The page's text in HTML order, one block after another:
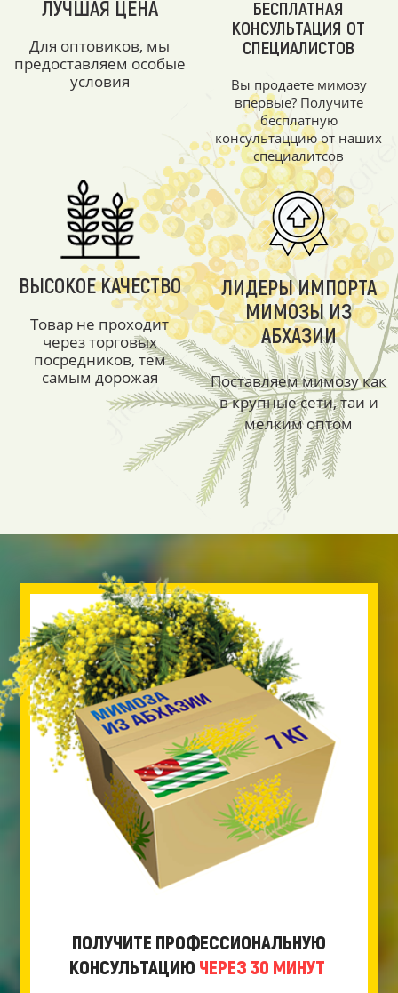
ЛУЧШАЯ ЦЕНА
Для оптовиков, мы
предоставляем особые
условия
БЕСПЛАТНАЯ
КОНСУЛЬТАЦИЯ ОТ
СПЕЦИАЛИСТОВ
Вы продаете мимозу
впервые? Получите
бесплатную
консультаццию от наших
специалитсов
ВЫСОКОЕ КАЧЕСТВО
Товар не проходит
через торговых
посредников, тем
самым дорожая
ЛИДЕРЫ ИМПОРТА
МИМОЗЫ ИЗ
АБХАЗИИ
Поставляем мимозу как
в крупные сети, таи и
мелким оптом
ПОЛУЧИТЕ ПРОФЕССИОНАЛЬНУЮ
КОНСУЛЬТАЦИЮ ЧЕРЕЗ 30 МИНУТ